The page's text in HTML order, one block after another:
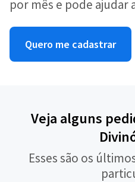
por mês e pode ajudar
Quero me cadastrar
Veja alguns
Esses são os